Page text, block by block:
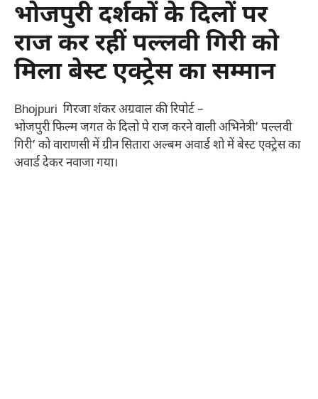
भोजपुरी दर्शकों के दिलों पर
राज कर रहीं पल्लवी गिरी को
मिला बेस्ट एक्ट्रेस का सम्मान
Bhojpuri गिरजा शंकर अग्रवाल की रिपोर्ट –
भोजपुरी फिल्म जगत के दिलो पे राज करने वाली अभिनेत्री’ पल्लवी
गिरी’ को वाराणसी में ग्रीन सितारा अल्बम अवार्ड शो में बेस्ट एक्ट्रेस का
अवार्ड देकर नवाजा गया।